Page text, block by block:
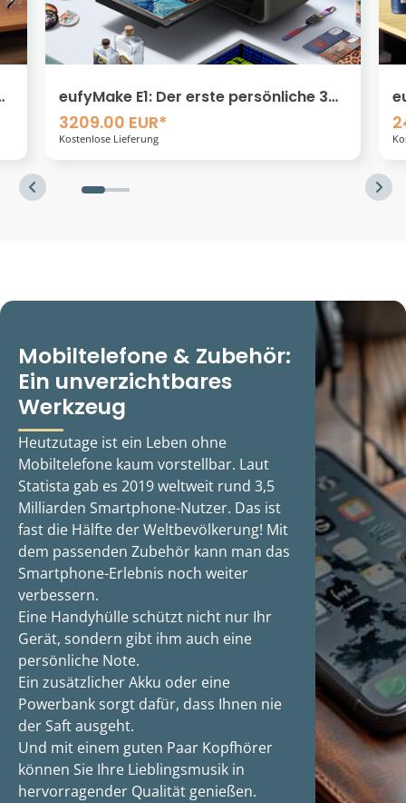
eufyMake E1: Der erste persönliche 3D-
Textur UV-Drucker
3209.00 EUR*
Kostenlose Lieferung
Mobiltelefone & Zubehör:
Ein unverzichtbares
Werkzeug
Heutzutage ist ein Leben ohne
Mobiltelefone kaum vorstellbar. Laut
Statista gab es 2019 weltweit rund 3,5
Milliarden Smartphone-Nutzer. Das ist
fast die Hälfte der Weltbevölkerung! Mit
dem passenden Zubehör kann man das
Smartphone-Erlebnis noch weiter
verbessern.
Eine Handyhülle schützt nicht nur Ihr
Gerät, sondern gibt ihm auch eine
persönliche Note.
Ein zusätzlicher Akku oder eine
Powerbank sorgt dafür, dass Ihnen nie
der Saft ausgeht.
Und mit einem guten Paar Kopfhörer
können Sie Ihre Lieblingsmusik in
hervorragender Qualität genießen.